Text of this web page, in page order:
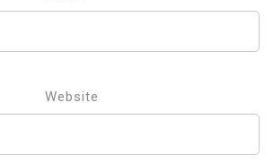
Website